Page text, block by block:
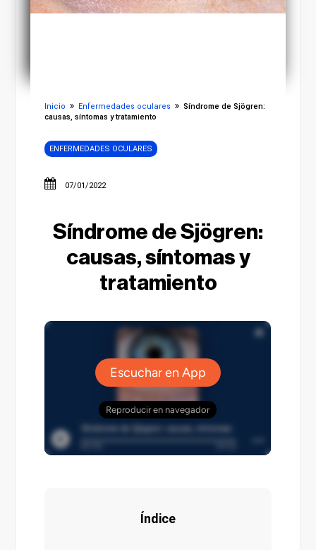
Inicio Enfermedades oculares
Síndrome de Sjögren:
causas, síntomas y tratamiento
ENFERMEDADES OCULARES
07/01/2022
Síndrome de Sjögren:
causas, síntomas y
tratamiento
Índice